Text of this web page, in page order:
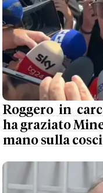
Roggero in
ha graziato
mano sulla